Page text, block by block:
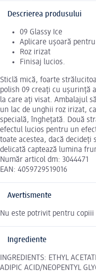
Descrierea produsului
09 Glassy Ice
Aplicare ușoară
Roz irizat
Finisaj lucios.
Sticlă mică, foarte
polish 09 creați cu ușurință
la care ați visat. Ambalajul
un lac de unghii roz irizat,
specială, înghețată. Două
efectul lucios pentru un
toate acestea, dacă decideți
delicată captează lumina
Număr articol dm: 3044471
EAN: 4059729519016
Avertismente
Nu este potrivit pentru copiii
Ingrediente
INGREDIENTS: ETHYL
ADIPIC ACID/NEOPENTYL